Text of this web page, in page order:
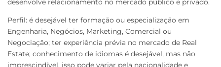
desenvolve relacionamento no mercado público e privado.
Perfil: é desejável ter formação ou especialização em
Engenharia, Negócios, Marketing, Comercial ou
Negociação; ter experiência prévia no mercado de Real
Estate; conhecimento de idiomas é desejável, mas não
imprescindível, isso pode variar pela nacionalidade e